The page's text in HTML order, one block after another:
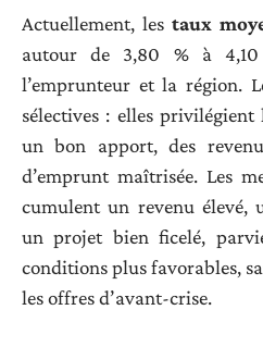
Actuellement, les taux
autour de 3,80 % à
l’emprunteur et la région.
sélectives : elles privilégient
un bon apport, des
d’emprunt maîtrisée. Les
cumulent un revenu élevé,
un projet bien ficelé,
conditions plus favorables,
les offres d’avant-crise.